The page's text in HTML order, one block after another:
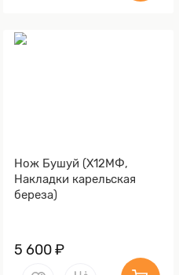
Нож Бушуй (Х12МФ,
Накладки карельская
береза)
5 600 ₽